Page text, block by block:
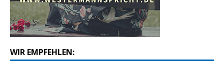
WIR EMPFEHLEN: